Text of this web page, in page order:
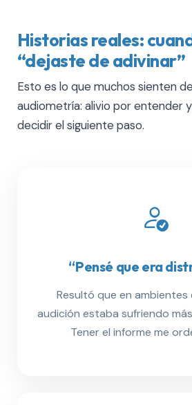
Historias reales:
“dejaste de adivinar”
Esto es lo que muchos sienten
audiometría: alivio por entender
decidir el siguiente paso.
“Pensé que era
Resultó que en ambientes
audición estaba sufriendo
Tener el informe me